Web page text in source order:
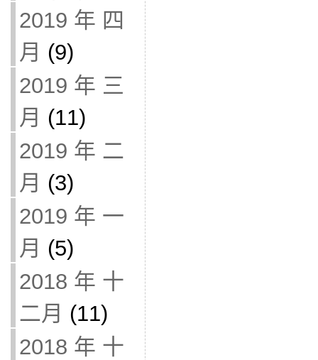
2019 年 四
月 (9)
2019 年 三
月 (11)
2019 年 二
月 (3)
2019 年 一
月 (5)
2018 年 十
二月 (11)
2018 年 十